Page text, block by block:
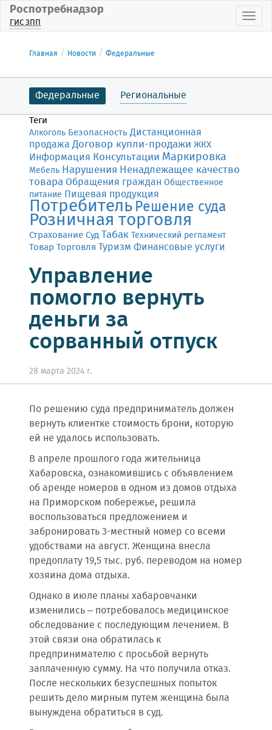
Роспотребнадзор
ГИС ЗПП
Главная Новости Федеральные
Федеральные Региональные
Теги
Алкоголь БезопасностьДистанционная
продажа Договор купли-продажи ЖКХ
Информация Консультации Маркировка
Мебель Нарушения Ненадлежащее качество
товара Обращения граждан Общественное
питание Пищевая продукция
ПотребительРешение суда
Розничная торговля
СтрахованиеСудТабакТехнический регламент
Товар Торговля Туризм Финансовые услуги
Управление
помогло вернуть
деньги за
сорванный отпуск
28 марта 2024 г.
По решению суда предприниматель должен
вернуть клиентке стоимость брони, которую
ей не удалось использовать.
В апреле прошлого года жительница
Хабаровска, ознакомившись с объявлением
об аренде номеров в одном из домов отдыха
на Приморском побережье, решила
воспользоваться предложением и
забронировать 3-местный номер со всеми
удобствами на август. Женщина внесла
предоплату 19,5 тыс. руб. переводом на номер
хозяина дома отдыха.
Однако в июле планы хабаровчанки
изменились – потребовалось медицинское
обследование с последующим лечением. В
этой связи она обратилась к
предпринимателю с просьбой вернуть
заплаченную сумму. На что получила отказ.
После нескольких безуспешных попыток
решить дело мирным путем женщина была
вынуждена обратиться в суд.